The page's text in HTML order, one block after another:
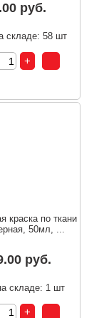
руб.
складе: 58 шт
краска по ткани
50мл, ...
руб.
складе: 1 шт